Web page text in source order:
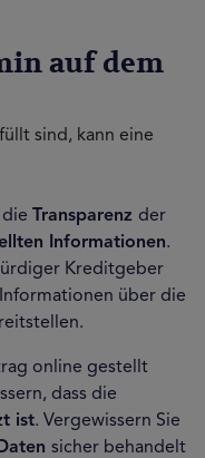
auf dem
sind, kann eine
die Transparenz der
Informationen.
Kreditgeber
über die
online gestellt
dass die
ist. Vergewissern Sie
sicher behandelt